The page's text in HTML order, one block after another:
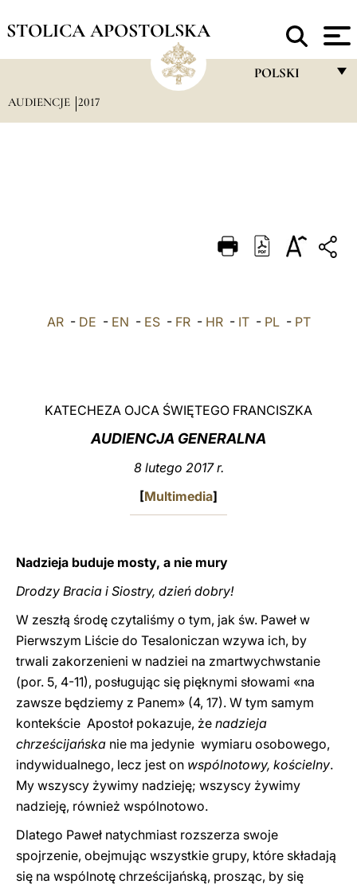
STOLICA APOSTOLSKA
POLSKI
DEUTSCH
العربيّة
AUDIENCJE 2017
AR- DE - EN - ES- FR- HR- IT- PL- PT
KATECHEZA OJCA ŚWIĘTEGO FRANCISZKA
AUDIENCJA GENERALNA
8 lutego 2017 r.
[Multimedia]
Nadzieja buduje mosty, a nie mury
Drodzy Bracia i Siostry, dzień dobry!
W zeszłą środę czytaliśmy o tym, jak św. Paweł w
Pierwszym Liście do Tesaloniczan wzywa ich, by
trwali zakorzenieni w nadziei na zmartwychwstanie
(por. 5, 4-11), posługując się pięknymi słowami «na
zawsze będziemy z Panem» (4, 17). W tym samym
kontekście Apostoł pokazuje, że nadzieja
chrześcijańska nie ma jedynie wymiaru osobowego,
indywidualnego, lecz jest on wspólnotowy, kościelny.
My wszyscy żywimy nadzieję; wszyscy żywimy
nadzieję, również wspólnotowo.
Dlatego Paweł natychmiast rozszerza swoje
spojrzenie, obejmując wszystkie grupy, które składają
się na wspólnotę chrześcijańską, prosząc, by się